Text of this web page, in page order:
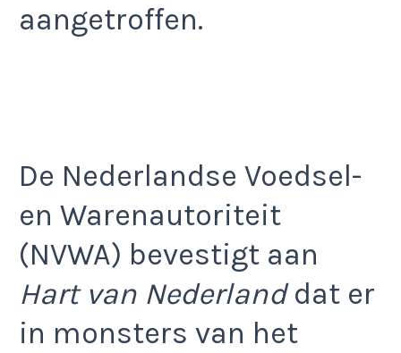
aangetroffen.
De Nederlandse Voedsel-
en Warenautoriteit
(NVWA) bevestigt aan
Hart van Nederlanddat er
in monsters van het